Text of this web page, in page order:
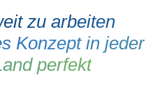
zu arbeiten
Konzept in jeder
perfekt